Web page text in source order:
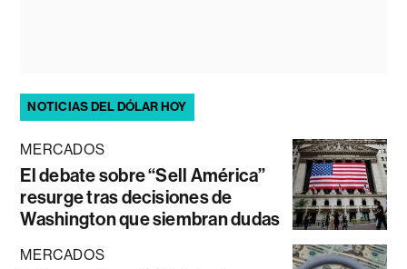
NOTICIAS DEL DÓLAR HOY
MERCADOS
El debate sobre “Sell América”
resurge tras decisiones de
Washington que siembran dudas
MERCADOS